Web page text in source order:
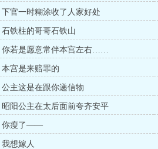
下官一时糊涂收了人家好处
石铁柱的哥哥石铁山
你若是愿意常伴本宫左右……
本宫是来赔罪的
公主这是在跟你递信物
昭阳公主在太后面前夸齐安平
你瘦了——
想嫁人